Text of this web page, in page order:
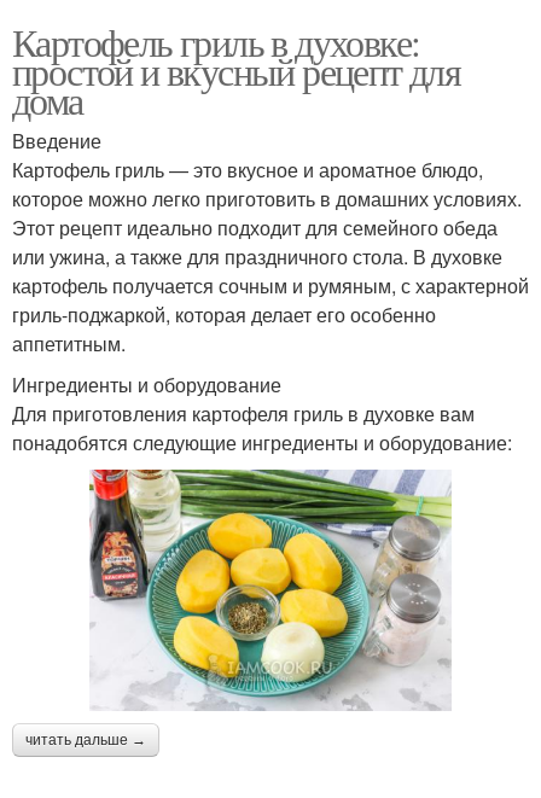
Картофель гриль в духовке:
простой и вкусный рецепт для
дома
Введение
Картофель гриль — это вкусное и ароматное блюдо,
которое можно легко приготовить в домашних условиях.
Этот рецепт идеально подходит для семейного обеда
или ужина, а также для праздничного стола. В духовке
картофель получается сочным и румяным, с характерной
гриль-поджаркой, которая делает его особенно
аппетитным.
Ингредиенты и оборудование
Для приготовления картофеля гриль в духовке вам
понадобятся следующие ингредиенты и оборудование:
читать дальше →